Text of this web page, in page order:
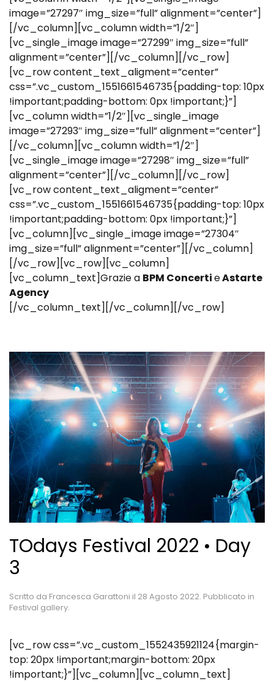
image=”27297″ img_size=”full” alignment=”center”]
[/vc_column][vc_column width=”1/2″]
[vc_single_image image=”27299″ img_size=”full”
alignment=”center”][/vc_column][/vc_row]
[vc_row content_text_aligment=”center”
css=”.vc_custom_1551661546735{padding-top: 10px
!important;padding-bottom: 0px !important;}”]
[vc_column width=”1/2″][vc_single_image
image=”27293″ img_size=”full” alignment=”center”]
[/vc_column][vc_column width=”1/2″]
[vc_single_image image=”27298″ img_size=”full”
alignment=”center”][/vc_column][/vc_row]
[vc_row content_text_aligment=”center”
css=”.vc_custom_1551661546735{padding-top: 10px
!important;padding-bottom: 0px !important;}”]
[vc_column][vc_single_image image=”27304″
img_size=”full” alignment=”center”][/vc_column]
[/vc_row][vc_row][vc_column]
[vc_column_text]Grazie a BPM ConcertieAstarte
Agency
[/vc_column_text][/vc_column][/vc_row]
TOdays Festival 2022 • Day
3
Scritto da Francesca Garattoni il 28 Agosto 2022. Pubblicato in
Festival gallery.
[vc_row css=”.vc_custom_1552435921124{margin-
top: 20px !important;margin-bottom: 20px
!important;}”][vc_column][vc_column_text]